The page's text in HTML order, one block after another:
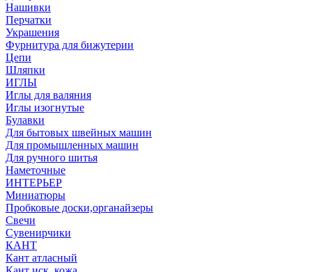
Нашивки
Перчатки
Украшения
Фурнитура для бижутерии
Цепи
Шляпки
ИГЛЫ
Иглы для валяния
Иглы изогнутые
Булавки
Для бытовых швейных машин
Для промышленных машин
Для ручного шитья
Наметочные
ИНТЕРЬЕР
Миниатюры
Пробковые доски,органайзеры
Свечи
Сувенирчики
КАНТ
Кант атласный